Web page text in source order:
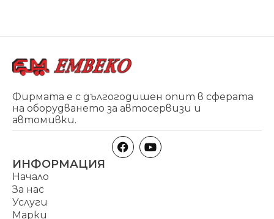
Фирмата е с дългогодишен опит в сферата
на оборудването за автосервизи и
автомивки.
ИНФОРМАЦИЯ
Начало
За нас
Услуги
Марки